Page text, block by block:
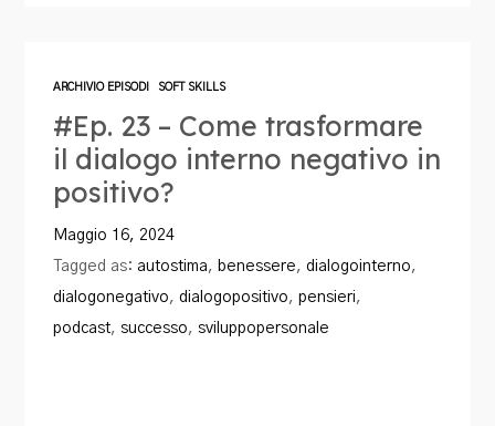
ARCHIVIO EPISODI SOFT SKILLS
#Ep. 23 – Come trasformare
il dialogo interno negativo in
positivo?
Maggio 16, 2024
Tagged as: autostima, benessere,dialogointerno,
dialogonegativo,dialogopositivo,pensieri,
podcast,successo,sviluppopersonale